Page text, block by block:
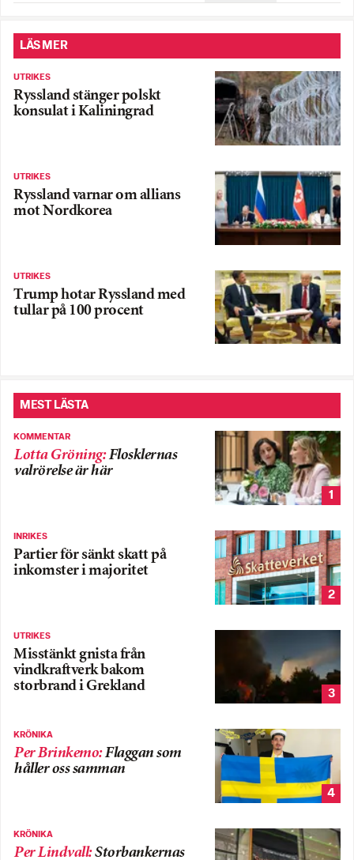
LÄS MER
UTRIKES
Ryssland stänger polskt
konsulat i Kaliningrad
UTRIKES
Ryssland varnar om allians
mot Nordkorea
UTRIKES
Trump hotar Ryssland med
tullar på 100 procent
MEST LÄSTA
KOMMENTAR
Lotta Gröning:Flosklernas
valrörelse är här
1
INRIKES
Partier för sänkt skatt på
inkomster i majoritet
2
UTRIKES
Misstänkt gnista från
vindkraftverk bakom
storbrand i Grekland
3
KRÖNIKA
Per Brinkemo:Flaggan som
håller oss samman
4
KRÖNIKA
Per Lindvall:Storbankernas